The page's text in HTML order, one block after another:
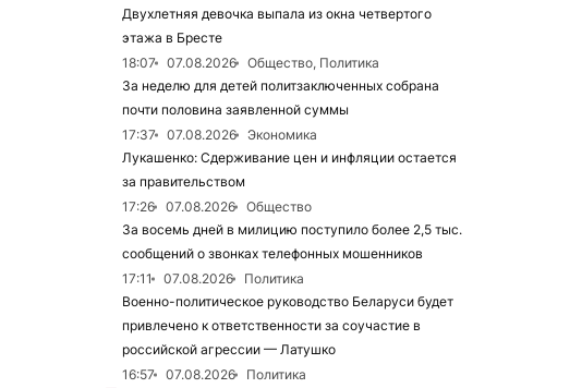
Двухлетняя девочка выпала из окна четвертого
этажа в Бресте
18:07
07.08.2026
Общество, Политика
За неделю для детей политзаключенных собрана
почти половина заявленной суммы
17:37
07.08.2026
Экономика
Лукашенко: Сдерживание цен и инфляции остается
за правительством
17:26
07.08.2026
Общество
За восемь дней в милицию поступило более 2,5 тыс.
сообщений о звонках телефонных мошенников
17:11
07.08.2026
Политика
Военно-политическое руководство Беларуси будет
привлечено к ответственности за соучастие в
российской агрессии — Латушко
16:57
07.08.2026
Политика